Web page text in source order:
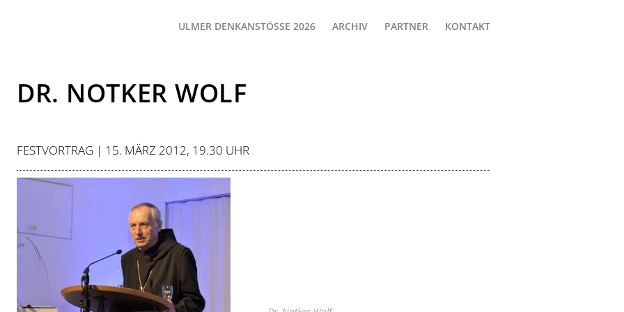
ULMER DENKANSTÖSSE 2026 ARCHIV PARTNER KONTAKT
DR. NOTKER WOLF
FESTVORTRAG | 15. MÄRZ 2012, 19.30 UHR